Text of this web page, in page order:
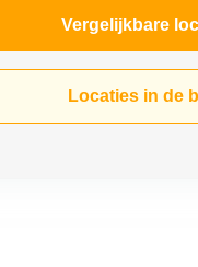
Vergelijkbare
Locaties in de